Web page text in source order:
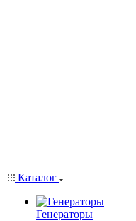
Каталог
Генераторы